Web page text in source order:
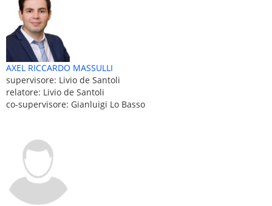
AXEL RICCARDO MASSULLI
supervisore: Livio de Santoli
relatore: Livio de Santoli
co-supervisore: Gianluigi Lo Basso